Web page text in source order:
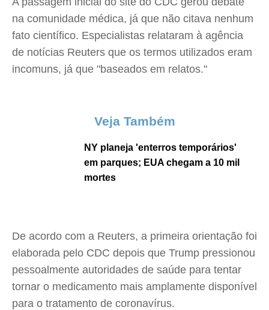
na comunidade médica, já que não citava nenhum
fato científico. Especialistas relataram à agência
de notícias Reuters que os termos utilizados eram
incomuns, já que "baseados em relatos."
Veja Também
NY planeja 'enterros temporários'
em parques; EUA chegam a 10 mil
mortes
De acordo com a Reuters, a primeira orientação foi
elaborada pelo CDC depois que Trump pressionou
pessoalmente autoridades de saúde para tentar
tornar o medicamento mais amplamente disponível
para o tratamento de coronavírus.